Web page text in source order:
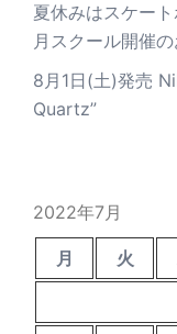
夏休みはスケー
月スクール開催の
8月1日(土)発売
Quartz”
2022年7月
月 火